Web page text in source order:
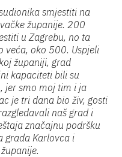
smjestiti na
županije. 200
u Zagrebu, no ta
veća, oko 500. Uspjeli
županiji, grad
kapaciteti bili su
jer smo moj tim i ja
je tri dana bio živ, gosti
naš grad i
značajnu podršku
grada Karlovca i